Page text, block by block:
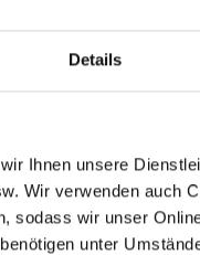
Details
Ihnen unsere
Wir verwenden auch
sodass wir unser
unter